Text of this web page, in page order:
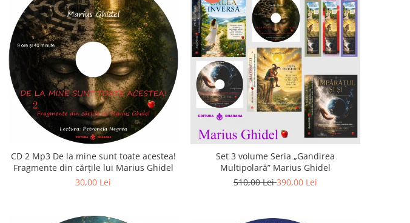
CD 2 Mp3 De la mine sunt toate acestea!
Fragmente din cărțile lui Marius Ghidel
30,00 Lei
Set 3 volume Seria „Gandirea
Multipolară” Marius Ghidel
510,00 Lei390,00 Lei